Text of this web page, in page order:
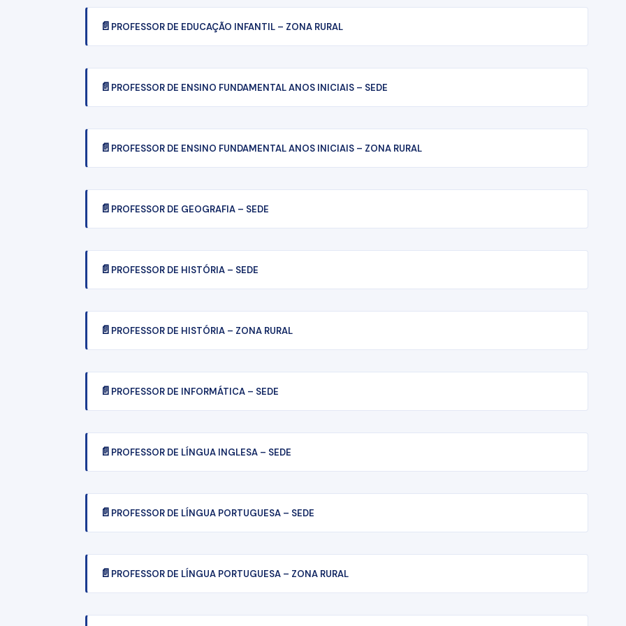
PROFESSOR DE EDUCAÇÃO INFANTIL – ZONA RURAL
PROFESSOR DE ENSINO FUNDAMENTAL ANOS INICIAIS – SEDE
PROFESSOR DE ENSINO FUNDAMENTAL ANOS INICIAIS – ZONA RURAL
PROFESSOR DE GEOGRAFIA – SEDE
PROFESSOR DE HISTÓRIA – SEDE
PROFESSOR DE HISTÓRIA – ZONA RURAL
PROFESSOR DE INFORMÁTICA – SEDE
PROFESSOR DE LÍNGUA INGLESA – SEDE
PROFESSOR DE LÍNGUA PORTUGUESA – SEDE
PROFESSOR DE LÍNGUA PORTUGUESA – ZONA RURAL